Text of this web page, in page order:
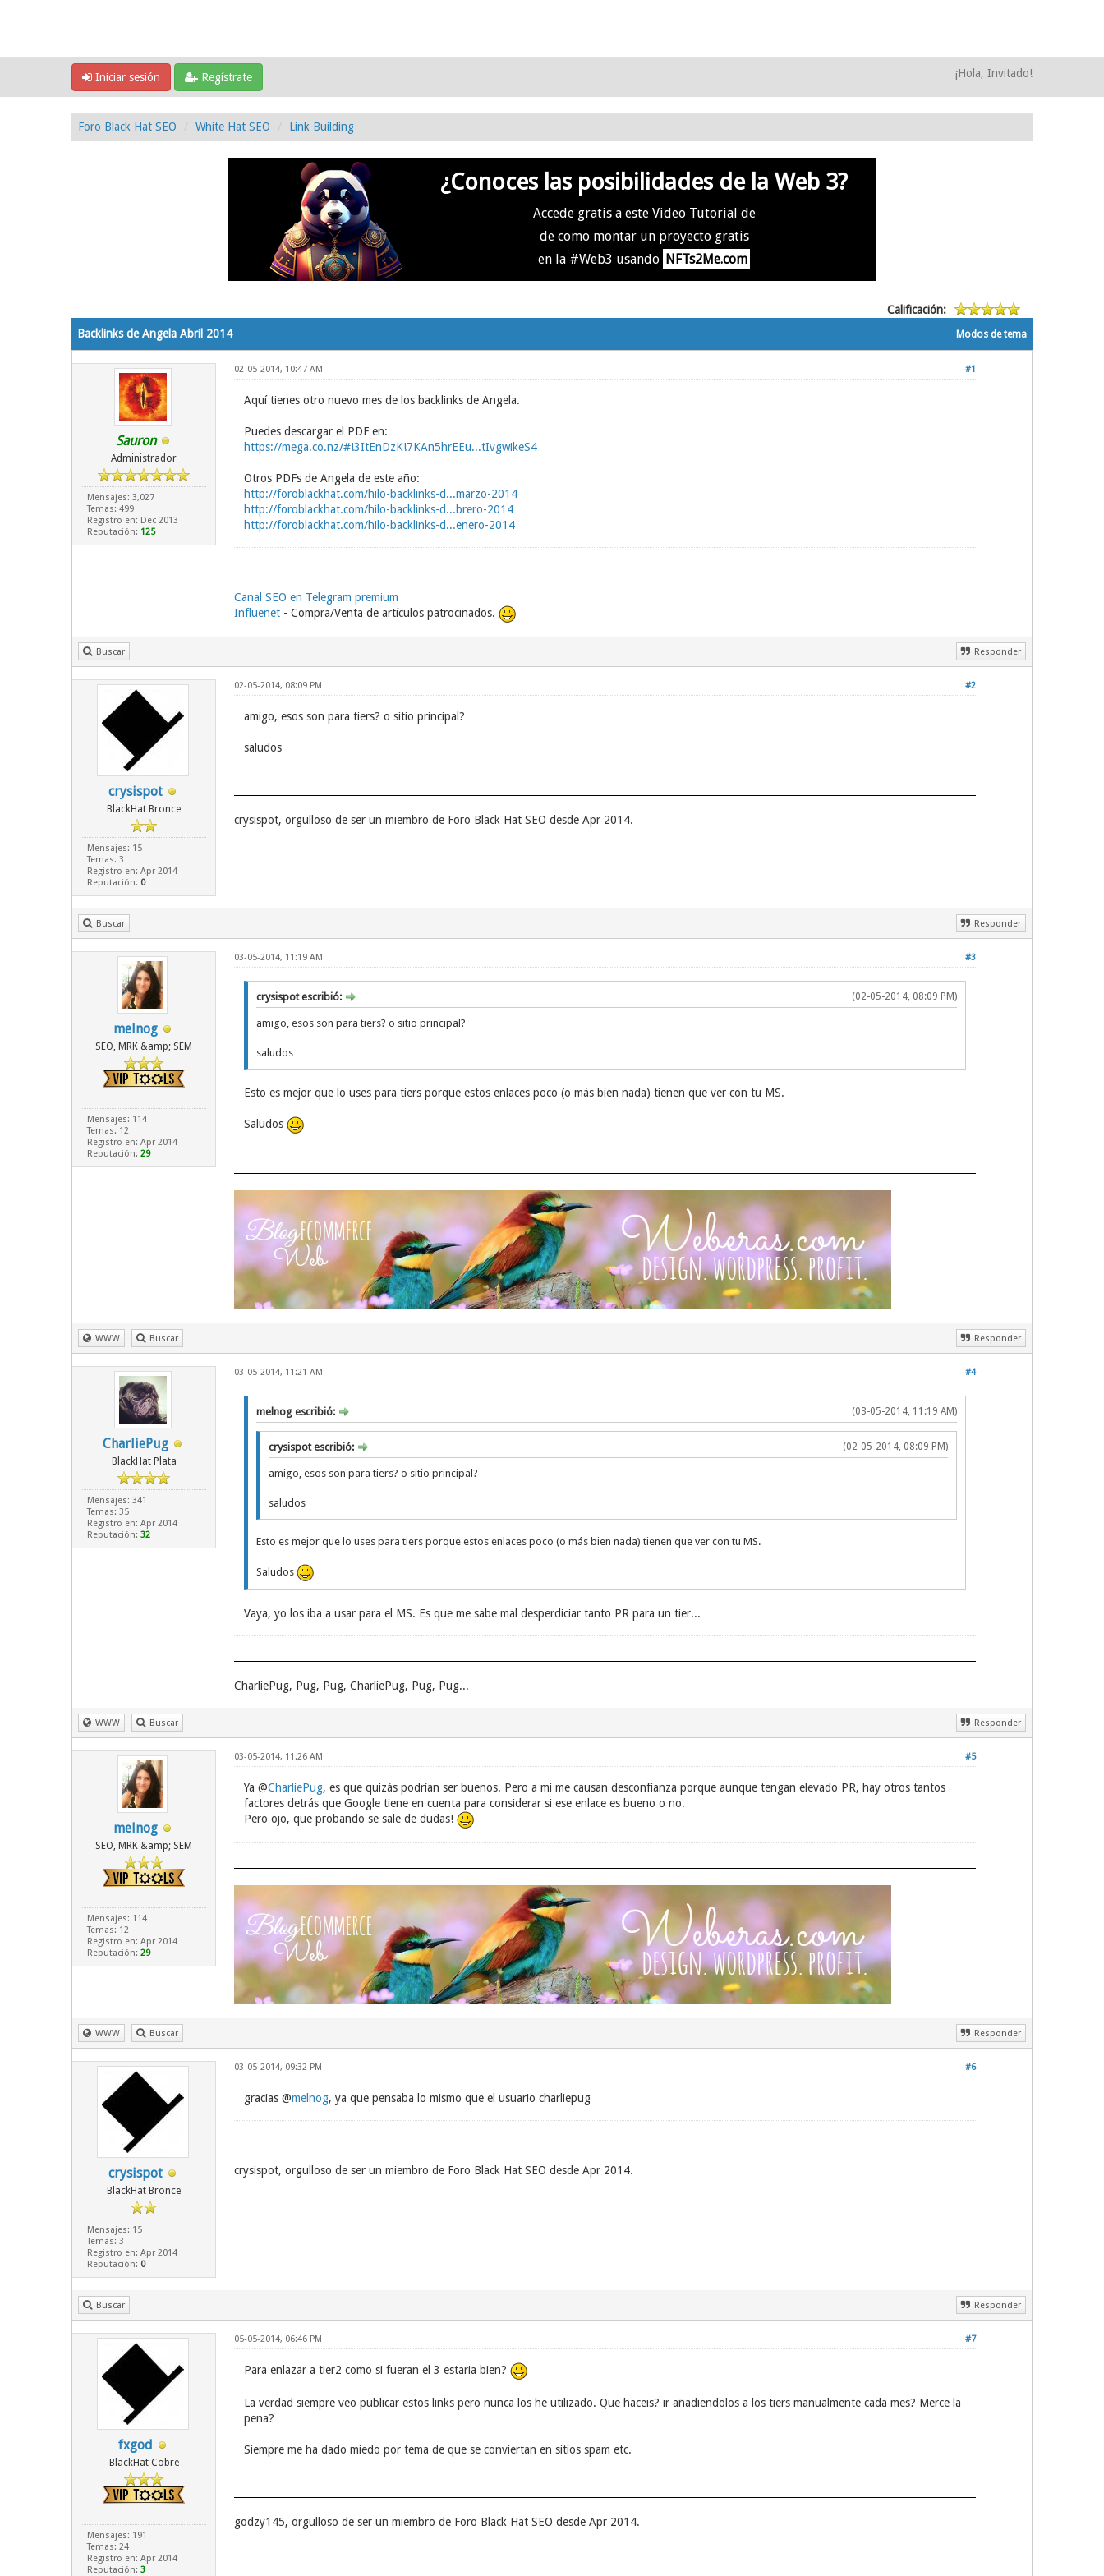
Iniciar sesión Regístrate ¡Hola, Invitado!
Foro Black Hat SEO White Hat SEO Link Building
¿Conoces las posibilidades de la Web 3?
Accede gratis a este Video Tutorial de
de como montar un proyecto gratis
en la #Web3 usando NFTs2Me.com
Calificación:
Modos de tema
Backlinks de Angela Abril 2014
Sauron
Administrador
Mensajes: 3,027
Temas: 499
Registro en: Dec 2013
Reputación: 125
#1
02-05-2014, 10:47 AM
Aquí tienes otro nuevo mes de los backlinks de Angela.
Puedes descargar el PDF en:
https://mega.co.nz/#!3ItEnDzK!7KAn5hrEEu...tIvgwikeS4
Otros PDFs de Angela de este año:
http://foroblackhat.com/hilo-backlinks-d...marzo-2014
http://foroblackhat.com/hilo-backlinks-d...brero-2014
http://foroblackhat.com/hilo-backlinks-d...enero-2014
Canal SEO en Telegram premium
Influenet- Compra/Venta de artículos patrocinados.
Buscar Responder
crysispot
BlackHat Bronce
Mensajes: 15
Temas: 3
Registro en: Apr 2014
Reputación: 0
#2
02-05-2014, 08:09 PM
amigo, esos son para tiers? o sitio principal?
saludos
crysispot, orgulloso de ser un miembro de Foro Black Hat SEO desde Apr 2014.
Buscar Responder
melnog
SEO, MRK &amp; SEM
Mensajes: 114
Temas: 12
Registro en: Apr 2014
Reputación: 29
#3
03-05-2014, 11:19 AM
(02-05-2014, 08:09 PM)
crysispot escribió:
amigo, esos son para tiers? o sitio principal?
saludos
Esto es mejor que lo uses para tiers porque estos enlaces poco (o más bien nada) tienen que ver con tu MS.
Saludos
WWW Buscar Responder
CharliePug
BlackHat Plata
Mensajes: 341
Temas: 35
Registro en: Apr 2014
Reputación: 32
#4
03-05-2014, 11:21 AM
(03-05-2014, 11:19 AM)
melnog escribió:
(02-05-2014, 08:09 PM)
crysispot escribió:
amigo, esos son para tiers? o sitio principal?
saludos
Esto es mejor que lo uses para tiers porque estos enlaces poco (o más bien nada) tienen que ver con tu MS.
Saludos
Vaya, yo los iba a usar para el MS. Es que me sabe mal desperdiciar tanto PR para un tier...
CharliePug, Pug, Pug, CharliePug, Pug, Pug...
WWW Buscar Responder
melnog
SEO, MRK &amp; SEM
Mensajes: 114
Temas: 12
Registro en: Apr 2014
Reputación: 29
#5
03-05-2014, 11:26 AM
Ya @CharliePug, es que quizás podrían ser buenos. Pero a mi me causan desconfianza porque aunque tengan elevado PR, hay otros tantos
factores detrás que Google tiene en cuenta para considerar si ese enlace es bueno o no.
Pero ojo, que probando se sale de dudas!
WWW Buscar Responder
crysispot
BlackHat Bronce
Mensajes: 15
Temas: 3
Registro en: Apr 2014
Reputación: 0
#6
03-05-2014, 09:32 PM
gracias @melnog, ya que pensaba lo mismo que el usuario charliepug
crysispot, orgulloso de ser un miembro de Foro Black Hat SEO desde Apr 2014.
Buscar Responder
fxgod
BlackHat Cobre
Mensajes: 191
Temas: 24
Registro en: Apr 2014
Reputación: 3
#7
05-05-2014, 06:46 PM
Para enlazar a tier2 como si fueran el 3 estaria bien?
La verdad siempre veo publicar estos links pero nunca los he utilizado. Que haceis? ir añadiendolos a los tiers manualmente cada mes? Merce la
pena?
Siempre me ha dado miedo por tema de que se conviertan en sitios spam etc.
godzy145, orgulloso de ser un miembro de Foro Black Hat SEO desde Apr 2014.